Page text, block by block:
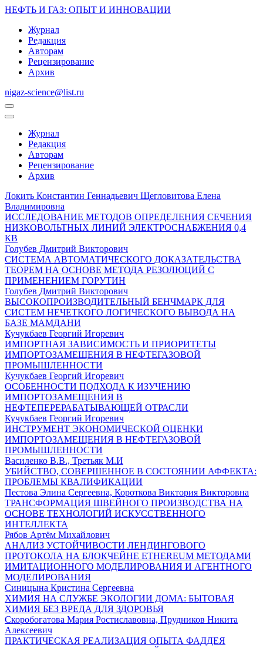
НЕФТЬ И ГАЗ: ОПЫТ И ИННОВАЦИИ
Журнал
Редакция
Авторам
Рецензирование
Архив
nigaz-science@list.ru
Журнал
Редакция
Авторам
Рецензирование
Архив
Локить Константин Геннадьевич Щегловитова Елена
Владимировна
ИССЛЕДОВАНИЕ МЕТОДОВ ОПРЕДЕЛЕНИЯ СЕЧЕНИЯ
НИЗКОВОЛЬТНЫХ ЛИНИЙ ЭЛЕКТРОСНАБЖЕНИЯ 0,4
КВ
Голубев Дмитрий Викторович
СИСТЕМА АВТОМАТИЧЕСКОГО ДОКАЗАТЕЛЬСТВА
ТЕОРЕМ НА ОСНОВЕ МЕТОДА РЕЗОЛЮЦИЙ С
ПРИМЕНЕНИЕМ ГОРУТИН
Голубев Дмитрий Викторович
ВЫСОКОПРОИЗВОДИТЕЛЬНЫЙ БЕНЧМАРК ДЛЯ
СИСТЕМ НЕЧЕТКОГО ЛОГИЧЕСКОГО ВЫВОДА НА
БАЗЕ МАМДАНИ
Кучукбаев Георгий Игоревич
ИМПОРТНАЯ ЗАВИСИМОСТЬ И ПРИОРИТЕТЫ
ИМПОРТОЗАМЕЩЕНИЯ В НЕФТЕГАЗОВОЙ
ПРОМЫШЛЕННОСТИ
Кучукбаев Георгий Игоревич
ОСОБЕННОСТИ ПОДХОДА К ИЗУЧЕНИЮ
ИМПОРТОЗАМЕЩЕНИЯ В
НЕФТЕПЕРЕРАБАТЫВАЮЩЕЙ ОТРАСЛИ
Кучукбаев Георгий Игоревич
ИНСТРУМЕНТ ЭКОНОМИЧЕСКОЙ ОЦЕНКИ
ИМПОРТОЗАМЕЩЕНИЯ В НЕФТЕГАЗОВОЙ
ПРОМЫШЛЕННОСТИ
Василенко В.В., Третьяк М.И
УБИЙСТВО, СОВЕРШЕННОЕ В СОСТОЯНИИ АФФЕКТА:
ПРОБЛЕМЫ КВАЛИФИКАЦИИ
Пестова Элина Сергеевна, Короткова Виктория Викторовна
ТРАНСФОРМАЦИЯ ШВЕЙНОГО ПРОИЗВОДСТВА НА
ОСНОВЕ ТЕХНОЛОГИЙ ИСКУССТВЕННОГО
ИНТЕЛЛЕКТА
Рябов Артём Михайлович
АНАЛИЗ УСТОЙЧИВОСТИ ЛЕНДИНГОВОГО
ПРОТОКОЛА НА БЛОКЧЕЙНЕ ETHEREUM МЕТОДАМИ
ИМИТАЦИОННОГО МОДЕЛИРОВАНИЯ И АГЕНТНОГО
МОДЕЛИРОВАНИЯ
Синицына Кристина Сергеевна
ХИМИЯ НА СЛУЖБЕ ЭКОЛОГИИ ДОМА: БЫТОВАЯ
ХИМИЯ БЕЗ ВРЕДА ДЛЯ ЗДОРОВЬЯ
Скоробогатова Мария Ростиславовна, Прудников Никита
Алексеевич
ПРАКТИЧЕСКАЯ РЕАЛИЗАЦИЯ ОПЫТА ФАДДЕЯ